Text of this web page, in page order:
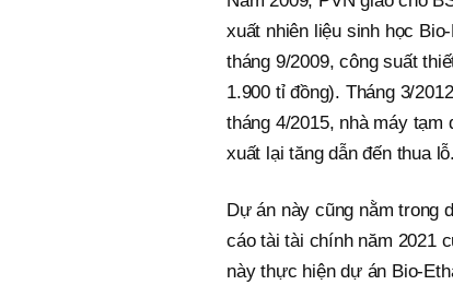
xuất nhiên liệu sinh học
tháng 9/2009, công suất
1.900 tỉ đồng). Tháng 3/
tháng 4/2015, nhà máy tạm
xuất lại tăng dẫn đến thua lỗ.
Dự án này cũng nằm trong
cáo tài tài chính năm 2021
này thực hiện dự án Bio-